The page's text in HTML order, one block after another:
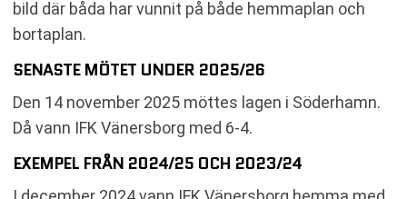
bild där båda har vunnit på både hemmaplan och
bortaplan.
SENASTE MÖTET UNDER 2025/26
Den 14 november 2025 möttes lagen i Söderhamn.
Då vann IFK Vänersborg med 6-4.
EXEMPEL FRÅN 2024/25 OCH 2023/24